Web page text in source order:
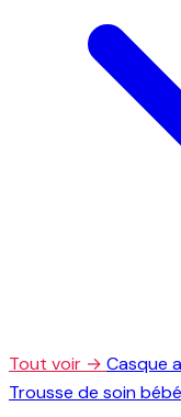
Tout voir → Casque
Trousse de soin bébé